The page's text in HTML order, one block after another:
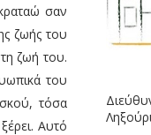
σαν
ζωής του
ζωή του.
του
τόσα
Αυτό